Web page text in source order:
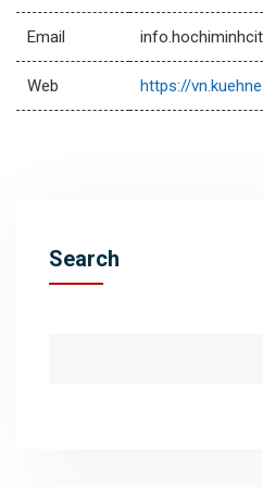
Email
Web https://
Search